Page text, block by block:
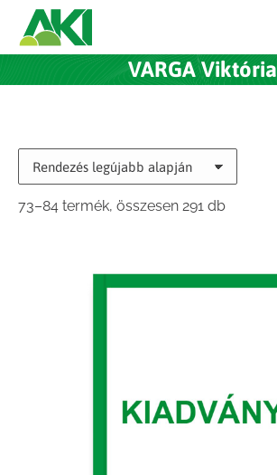
VARGA Viktória
73–84 termék, összesen 291 dbSorted